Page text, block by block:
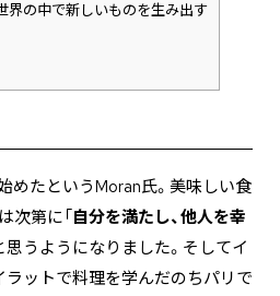
界の中で新しいものを生み出す
めたというMoran氏。美味しい食
次第に「自分を満たし、他人を幸
思うようになりました。そしてイ
ラットで料理を学んだのちパリで